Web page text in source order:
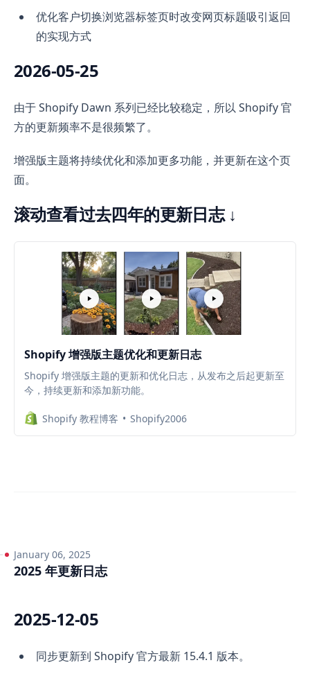
优化客户切换浏览器标签页时改变网页标题吸引返回
的实现方式
2026-05-25
由于 Shopify Dawn 系列已经比较稳定，所以 Shopify 官
方的更新频率不是很频繁了。
增强版主题将持续优化和添加更多功能，并更新在这个页
面。
滚动查看过去四年的更新日志 ↓
Shopify 增强版主题优化和更新日志
Shopify 增强版主题的更新和优化日志，从发布之后起更新至
今，持续更新和添加新功能。
Shopify 教程博客 Shopify2006
January 06, 2025
2025 年更新日志
2025-12-05
同步更新到 Shopify 官方最新 15.4.1 版本。